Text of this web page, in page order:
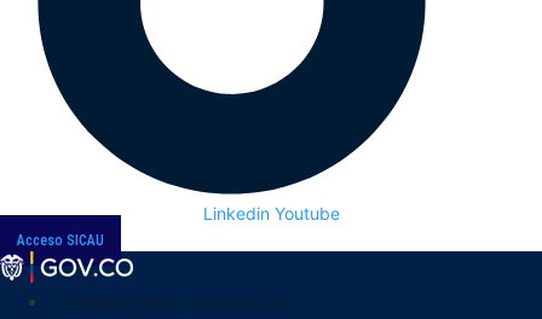
Linkedin Youtube
Acceso SICAU